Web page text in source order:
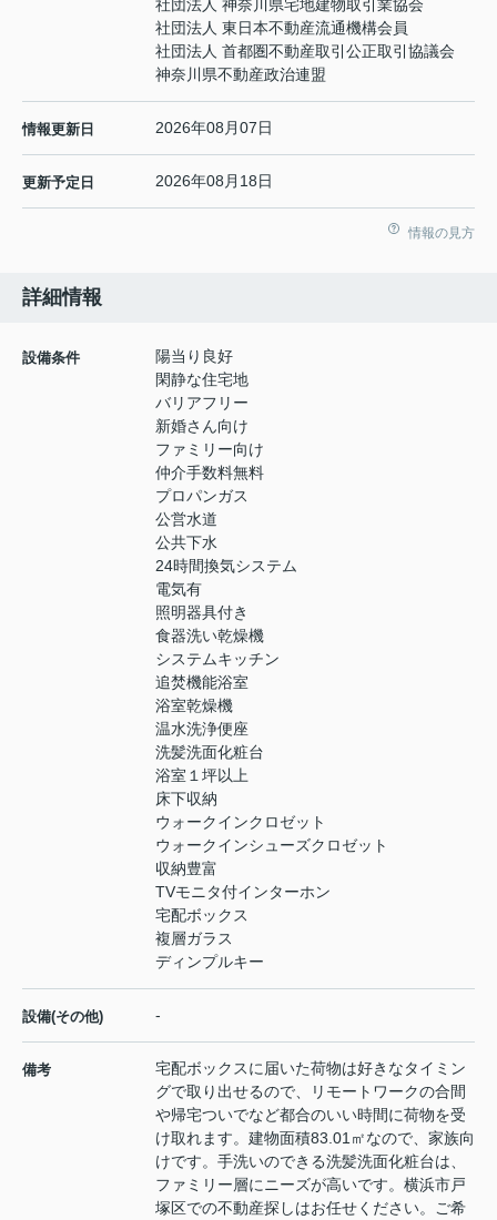
社団法人 神奈川県宅地建物取引業協会
社団法人 東日本不動産流通機構会員
社団法人 首都圏不動産取引公正取引協議会
神奈川県不動産政治連盟
情報更新日 2026年08月07日
更新予定日 2026年08月18日
情報の見方
詳細情報
設備条件
陽当り良好
閑静な住宅地
バリアフリー
新婚さん向け
ファミリー向け
仲介手数料無料
プロパンガス
公営水道
公共下水
24時間換気システム
電気有
照明器具付き
食器洗い乾燥機
システムキッチン
追焚機能浴室
浴室乾燥機
温水洗浄便座
洗髪洗面化粧台
浴室１坪以上
床下収納
ウォークインクロゼット
ウォークインシューズクロゼット
収納豊富
TVモニタ付インターホン
宅配ボックス
複層ガラス
ディンプルキー
設備(その他) -
備考
宅配ボックスに届いた荷物は好きなタイミン
グで取り出せるので、リモートワークの合間
や帰宅ついでなど都合のいい時間に荷物を受
け取れます。建物面積83.01㎡なので、家族向
けです。手洗いのできる洗髪洗面化粧台は、
ファミリー層にニーズが高いです。横浜市戸
塚区での不動産探しはお任せください。ご希